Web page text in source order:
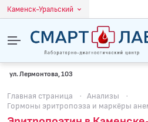
Каменск-Уральский
ул. Лермонтова, 103
Главная страница · Анализы
·
Гормоны эритропоэза и маркёры